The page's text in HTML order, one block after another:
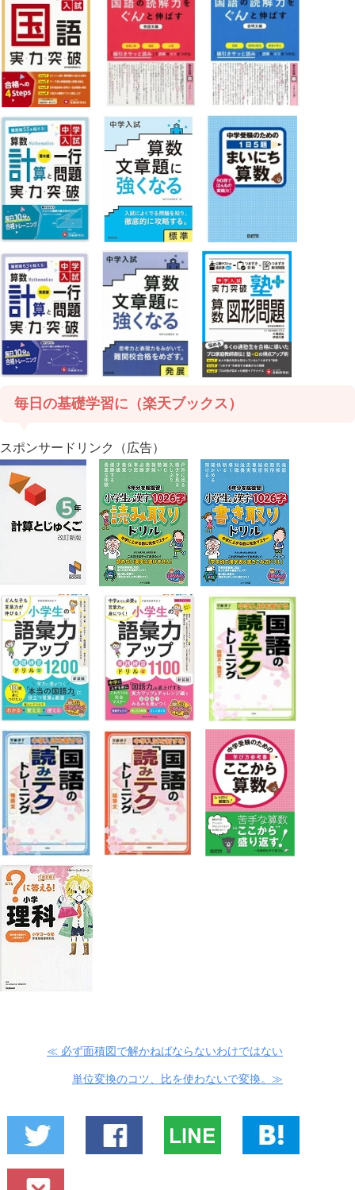
毎日の基礎学習に（楽天ブックス）
スポンサードリンク（広告）
≪ 必ず面積図で解かねばならないわけではない
単位変換のコツ、比を使わないで変換。≫